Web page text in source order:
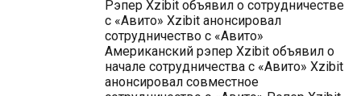
Рэпер Xzibit объявил о сотрудничестве
с «Авито» Xzibit анонсировал
сотрудничество с «Авито»
Американский рэпер Xzibit объявил о
начале сотрудничества с «Авито» Xzibit
анонсировал совместное